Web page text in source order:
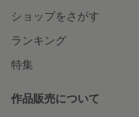
ショップをさがす
ランキング
特集
作品販売について